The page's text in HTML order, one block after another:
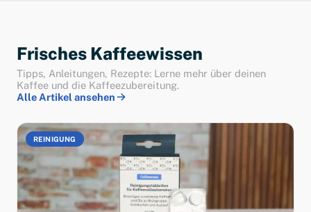
Frisches Kaffeewissen
Tipps, Anleitungen, Rezepte: Lerne mehr über deinen
Kaffee und die Kaffeezubereitung.
Alle Artikel ansehen
REINIGUNG